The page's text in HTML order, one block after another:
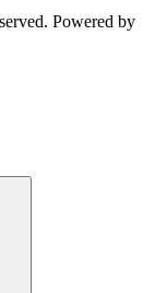
Powered by